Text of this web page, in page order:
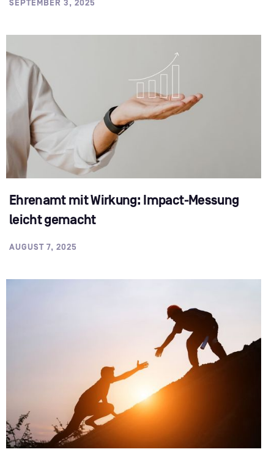
SEPTEMBER 3, 2025
Ehrenamt mit Wirkung: Impact-Messung
leicht gemacht
AUGUST 7, 2025